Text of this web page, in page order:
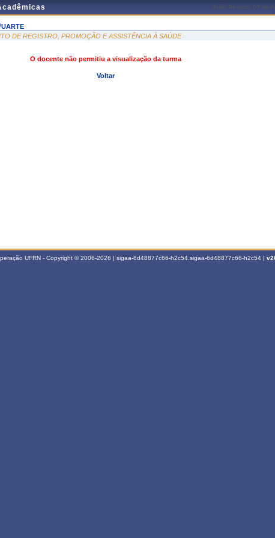
João Pessoa, 07 de
DE REGISTRO, PROMOÇÃO E ASSISTÊNCIA À SAÚDE
O docente não permitiu a visualização da turma
Voltar
UFRN - Copyright © 2006-2026 | sigaa-6d48877c66-h2c54.sigaa-6d48877c66-h2c54 |